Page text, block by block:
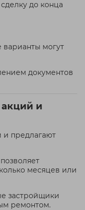
до конца
могут
документов
и
и предлагают
месяцев или
застройщики
ремонтом.